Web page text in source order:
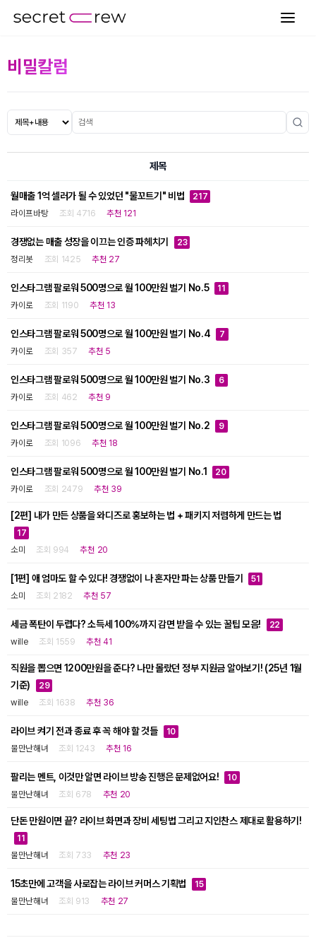
비밀칼럼
제목
월매출 1억 셀러가 될 수 있었던 "물꼬트기" 비법 217
라이프바탕 조회 4716 추천 121
경쟁없는 매출 성장을 이끄는 인증 파헤치기 23
정리봇 조회 1425 추천 27
인스타그램 팔로워 500명으로 월 100만원 벌기 No.5 11
카이로 조회 1190 추천 13
인스타그램 팔로워 500명으로 월 100만원 벌기 No.4 7
카이로 조회 357 추천 5
인스타그램 팔로워 500명으로 월 100만원 벌기 No.3 6
카이로 조회 462 추천 9
인스타그램 팔로워 500명으로 월 100만원 벌기 No.2 9
카이로 조회 1096 추천 18
인스타그램 팔로워 500명으로 월 100만원 벌기 No.1 20
카이로 조회 2479 추천 39
[2편] 내가 만든 상품을 와디즈로 홍보하는 법 + 패키지 저렴하게 만드는 법
17
소미 조회 994 추천 20
[1편] 애 엄마도 할 수 있다! 경쟁없이 나 혼자만 파는 상품 만들기 51
소미 조회 2182 추천 57
세금 폭탄이 두렵다? 소득세 100%까지 감면 받을 수 있는 꿀팁 모음! 22
wille 조회 1559 추천 41
직원을 뽑으면 1200만원을 준다? 나만 몰랐던 정부 지원금 알아보기! (25년 1월
기준)
29
wille 조회 1638 추천 36
라이브 켜기 전과 종료 후 꼭 해야 할 것들 10
물만난해녀 조회 1243 추천 16
팔리는 멘트, 이것만 알면 라이브 방송 진행은 문제없어요! 10
물만난해녀 조회 678 추천 20
단돈 만원이면 끝? 라이브 화면과 장비 세팅법 그리고 지인찬스 제대로 활용하기!
11
물만난해녀 조회 733 추천 23
15초만에 고객을 사로잡는 라이브 커머스 기획법 15
물만난해녀 조회 913 추천 27